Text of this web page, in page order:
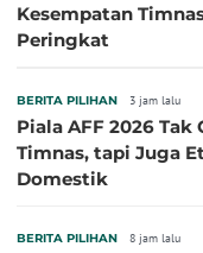
Kesempatan
Peringkat
BERITA PILIHAN 3 jam lalu
Piala AFF 2026
Timnas, tapi Juga
Domestik
BERITA PILIHAN 8 jam lalu